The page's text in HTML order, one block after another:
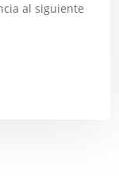
al siguiente